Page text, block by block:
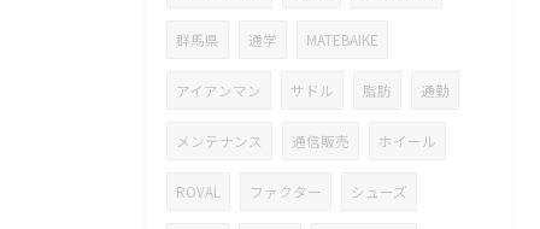
群馬県 通学 MATEBAIKE
アイアンマン サドル 脂肪 通勤
メンテナンス 通信販売 ホイール
ROVAL ファクター シューズ